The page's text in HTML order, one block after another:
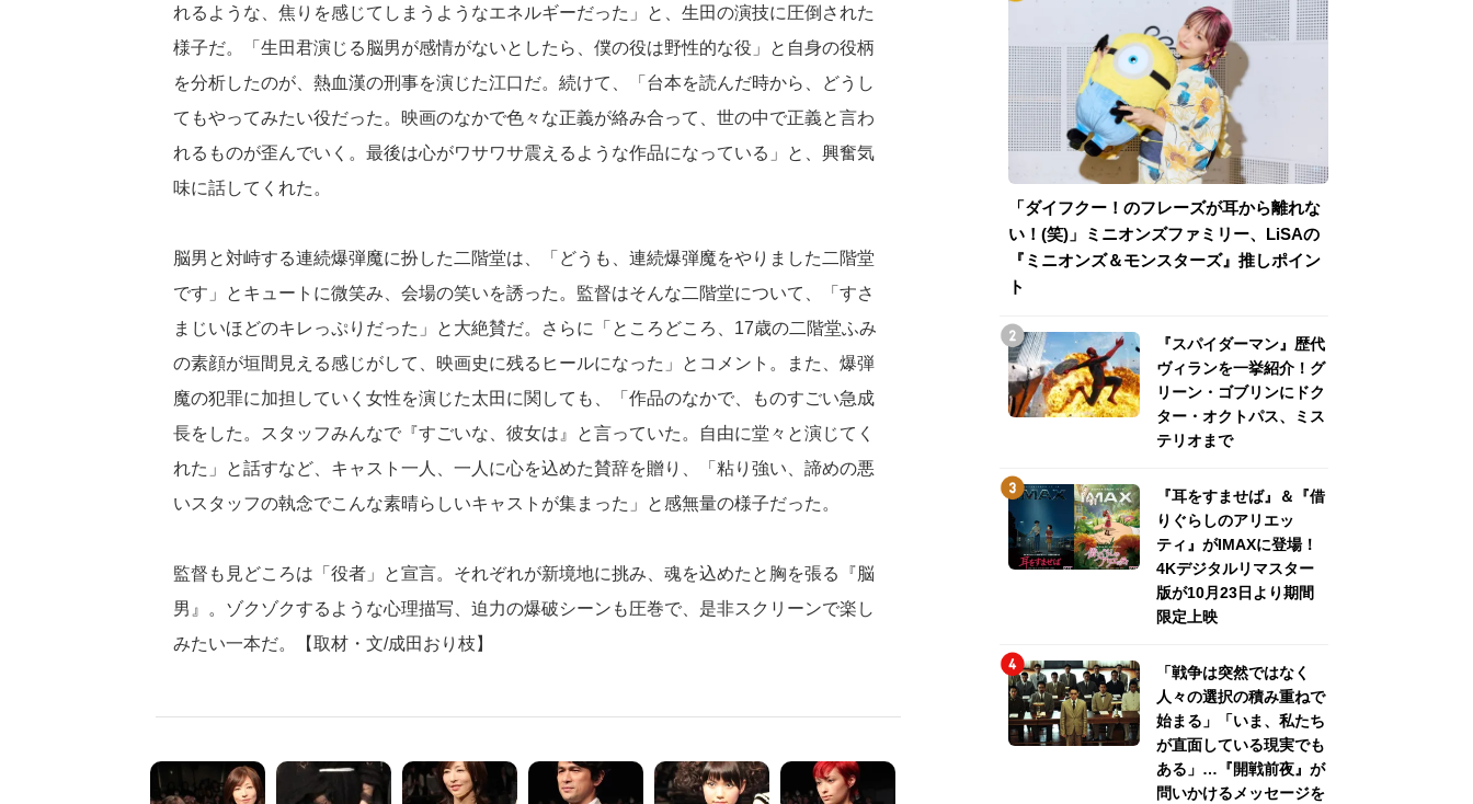
れるような、焦りを感じてしまうようなエネルギーだった」と、生田の演技に圧倒された
様子だ。「生田君演じる脳男が感情がないとしたら、僕の役は野性的な役」と自身の役柄
を分析したのが、熱血漢の刑事を演じた江口だ。続けて、「台本を読んだ時から、どうし
てもやってみたい役だった。映画のなかで色々な正義が絡み合って、世の中で正義と言わ
れるものが歪んでいく。最後は心がワサワサ震えるような作品になっている」と、興奮気
味に話してくれた。
脳男と対峙する連続爆弾魔に扮した二階堂は、「どうも、連続爆弾魔をやりました二階堂
です」とキュートに微笑み、会場の笑いを誘った。監督はそんな二階堂について、「すさ
まじいほどのキレっぷりだった」と大絶賛だ。さらに「ところどころ、17歳の二階堂ふみ
の素顔が垣間見える感じがして、映画史に残るヒールになった」とコメント。また、爆弾
魔の犯罪に加担していく女性を演じた太田に関しても、「作品のなかで、ものすごい急成
長をした。スタッフみんなで『すごいな、彼女は』と言っていた。自由に堂々と演じてく
れた」と話すなど、キャスト一人、一人に心を込めた賛辞を贈り、「粘り強い、諦めの悪
いスタッフの執念でこんな素晴らしいキャストが集まった」と感無量の様子だった。
監督も見どころは「役者」と宣言。それぞれが新境地に挑み、魂を込めたと胸を張る『脳
男』。ゾクゾクするような心理描写、迫力の爆破シーンも圧巻で、是非スクリーンで楽し
みたい一本だ。【取材・文/成田おり枝】
「ダイフクー！のフレーズが耳から離れな
い！(笑)」ミニオンズファミリー、LiSAの
『ミニオンズ＆モンスターズ』推しポイン
ト
『スパイダーマン』歴代
ヴィランを一挙紹介！グ
リーン・ゴブリンにドク
ター・オクトパス、ミス
テリオまで
『耳をすませば』＆『借
りぐらしのアリエッ
ティ』がIMAXに登場！
4Kデジタルリマスター
版が10月23日より期間
限定上映
「戦争は突然ではなく
人々の選択の積み重ねで
始まる」「いま、私たち
が直面している現実でも
ある」…『開戦前夜』が
問いかけるメッセージを